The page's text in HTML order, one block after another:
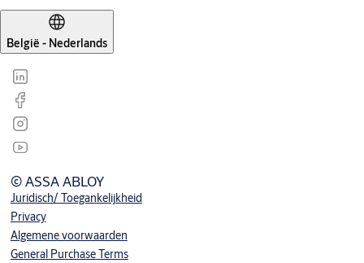
België - Nederlands
© ASSA ABLOY
Juridisch/ Toegankelijkheid
Privacy
Algemene voorwaarden
General Purchase Terms